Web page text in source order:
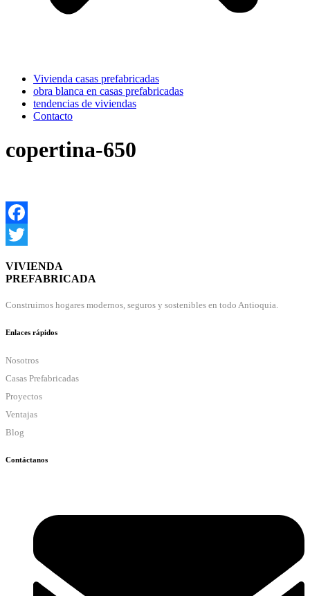
Vivienda casas prefabricadas
obra blanca en casas prefabricadas
tendencias de viviendas
Contacto
copertina-650
Facebook
VIVIENDA
PREFABRICADA
Construimos hogares modernos, seguros y sostenibles en todo Antioquia.
Enlaces rápidos
Nosotros
Casas Prefabricadas
Proyectos
Ventajas
Blog
Contáctanos